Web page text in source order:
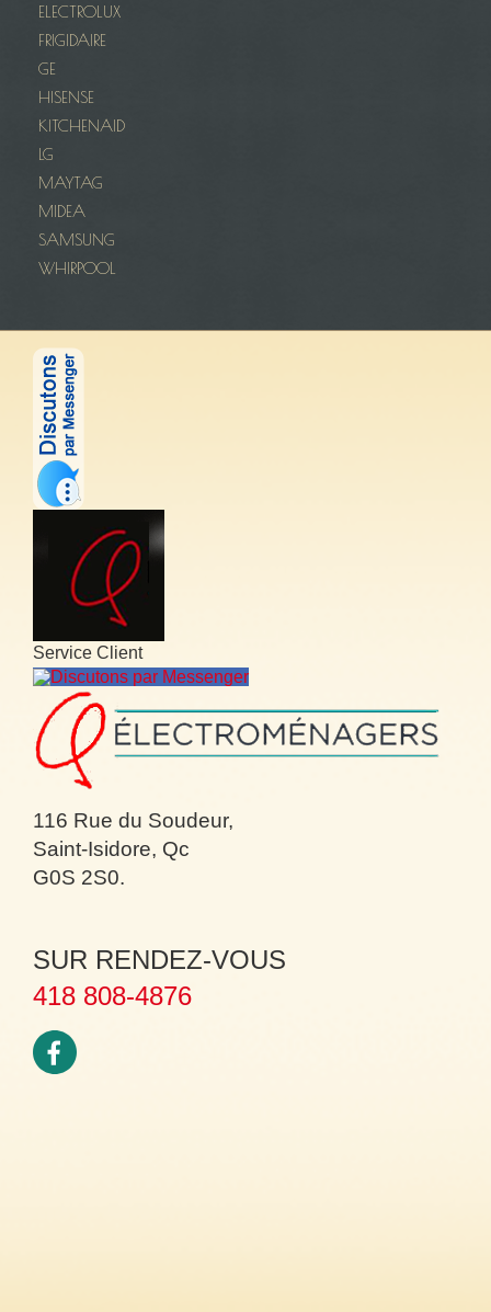
ELECTROLUX
FRIGIDAIRE
GE
HISENSE
KITCHENAID
LG
MAYTAG
MIDEA
SAMSUNG
WHIRPOOL
Service Client
Discutons par Messenger
116 Rue du Soudeur,
Saint-Isidore, Qc
G0S 2S0.
SUR RENDEZ-VOUS
418 808-4876